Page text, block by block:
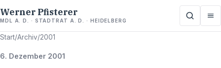
Werner Pfisterer
MDL A. D. · STADTRAT A. D. · HEIDELBERG
Start/Archiv/2001
6. Dezember 2001